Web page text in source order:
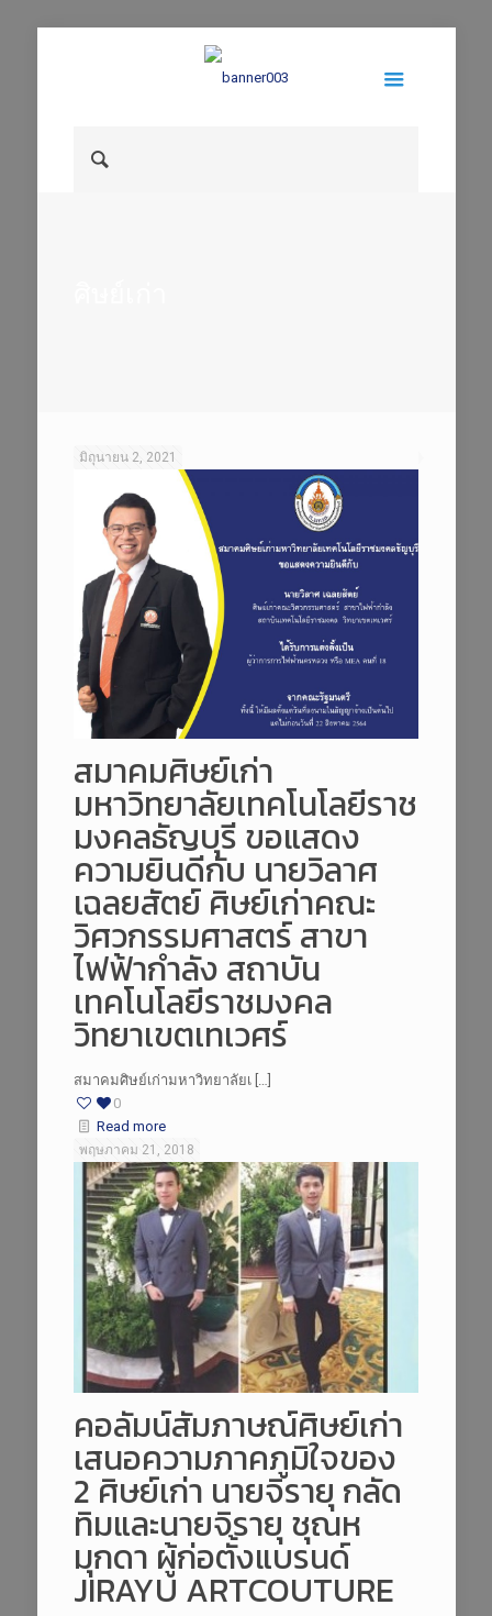
มิถุนายน 2, 2021
สมาคมศิษย์เก่า
มหาวิทยาลัยเทคโนโลยีราช
มงคลธัญบุรี ขอแสดง
ความยินดีกับ นายวิลาศ
เฉลยสัตย์ ศิษย์เก่าคณะ
วิศวกรรมศาสตร์ สาขา
ไฟฟ้ากำลัง สถาบัน
เทคโนโลยีราชมงคล
วิทยาเขตเทเวศร์
สมาคมศิษย์เก่ามหาวิทยาลัยเ […]
0
Read more
พฤษภาคม 21, 2018
คอลัมน์สัมภาษณ์ศิษย์เก่า
เสนอความภาคภูมิใจของ
2 ศิษย์เก่า นายจิรายุ กลัด
ทิมและนายจิรายุ ชุณห
มุกดา ผู้ก่อตั้งแบรนด์
JIRAYU ARTCOUTURE